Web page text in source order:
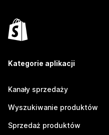
Kategorie aplikacji
Kanały sprzedaży
Wyszukiwanie produktów
Sprzedaż produktów